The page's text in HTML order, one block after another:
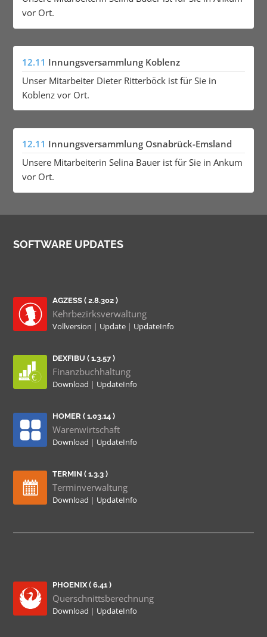
vor Ort.
12.11 Innungsversammlung Koblenz
Unser Mitarbeiter Dieter Ritterböck ist für Sie in
Koblenz vor Ort.
12.11 Innungsversammlung Osnabrück-Emsland
Unsere Mitarbeiterin Selina Bauer ist für Sie in Ankum
vor Ort.
SOFTWARE UPDATES
AGZESS ( 2.8.302 )
Kehrbezirksverwaltung
Vollversion | Update | UpdateInfo
DEXFIBU ( 1.3.57 )
Finanzbuchhaltung
Download | UpdateInfo
HOMER ( 1.03.14 )
Warenwirtschaft
Download | UpdateInfo
TERMIN ( 1.3.3 )
Terminverwaltung
Download | UpdateInfo
PHOENIX ( 6.41 )
Querschnittsberechnung
Download | UpdateInfo